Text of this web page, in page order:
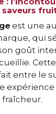
est une
qui
goût
entre le
fraîcheur.